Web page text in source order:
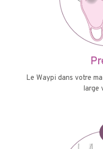
Le Waypi dans votre
large